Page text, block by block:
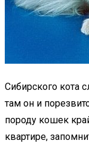
Сибирского кота
там он и
породу кошек
квартире,